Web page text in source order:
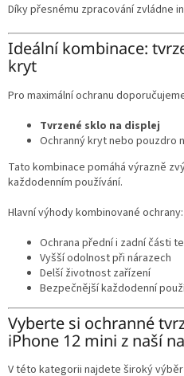
Díky přesnému zpracování zvládne
Ideální kombinace:
kryt
Pro maximální ochranu
Tvrzené sklo na displej
Ochranný kryt nebo pouzdro
Tato kombinace pomáhá výrazně
každodenním používání.
Hlavní výhody kombinované ochrany:
Ochrana přední i zadní části
Vyšší odolnost při nárazech
Delší životnost zařízení
Bezpečnější každodenní
Vyberte si ochranné
iPhone 12 mini z naší
V této kategorii najdete široký